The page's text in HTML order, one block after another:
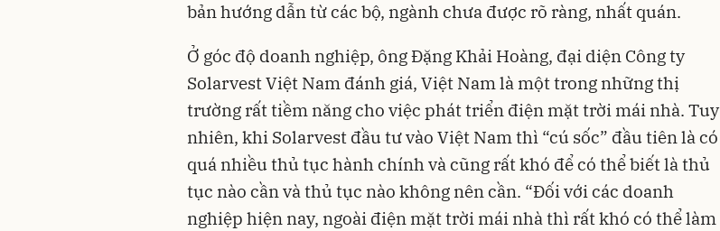
bản hướng dẫn từ các bộ, ngành chưa được rõ ràng, nhất quán.
Ở góc độ doanh nghiệp, ông Đặng Khải Hoàng, đại diện Công ty
Solarvest Việt Nam đánh giá, Việt Nam là một trong những thị
trường rất tiềm năng cho việc phát triển điện mặt trời mái nhà. Tuy
nhiên, khi Solarvest đầu tư vào Việt Nam thì “cú sốc” đầu tiên là có
quá nhiều thủ tục hành chính và cũng rất khó để có thể biết là thủ
tục nào cần và thủ tục nào không nên cần. “Đối với các doanh
nghiệp hiện nay, ngoài điện mặt trời mái nhà thì rất khó có thể làm